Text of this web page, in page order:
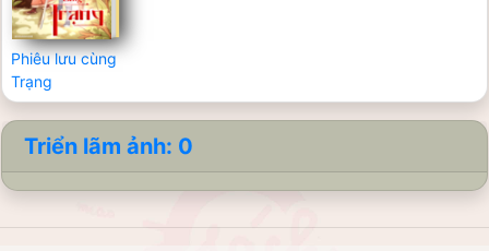
Phiêu lưu cùng
Trạng
Triển lãm ảnh: 0